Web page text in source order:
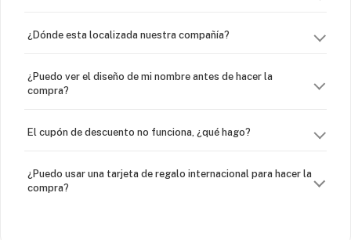
¿Dónde esta localizada nuestra compañía?
¿Puedo ver el diseño de mi nombre antes de hacer la
compra?
El cupón de descuento no funciona, ¿qué hago?
¿Puedo usar una tarjeta de regalo internacional para hacer la
compra?